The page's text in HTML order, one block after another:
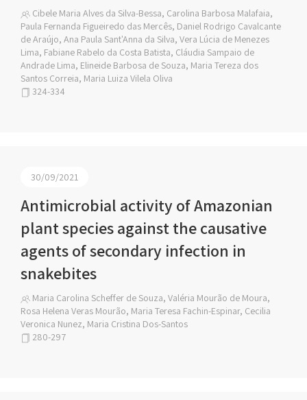
Cibele Maria Alves da Silva-Bessa, Carolina Barbosa Malafaia,
Paula Fernanda Figueiredo das Mercês, Daniel Rodrigo Cavalcante
de Araújo, Ana Paula Sant'Anna da Silva, Vera Lúcia de Menezes
Lima, Fabiane Rabelo da Costa Batista, Cláudia Sampaio de
Andrade Lima, Elineide Barbosa de Souza, Maria Tereza dos
Santos Correia, Maria Luiza Vilela Oliva
324-334
30/09/2021
Antimicrobial activity of Amazonian
plant species against the causative
agents of secondary infection in
snakebites
Maria Carolina Scheffer de Souza, Valéria Mourão de Moura,
Rosa Helena Veras Mourão, Maria Teresa Fachin-Espinar, Cecilia
Veronica Nunez, Maria Cristina Dos-Santos
280-297